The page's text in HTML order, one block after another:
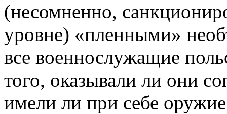
(несомненно,
уровне) «пленными»
все военнослужащие
того, оказывали ли они
имели ли при себе